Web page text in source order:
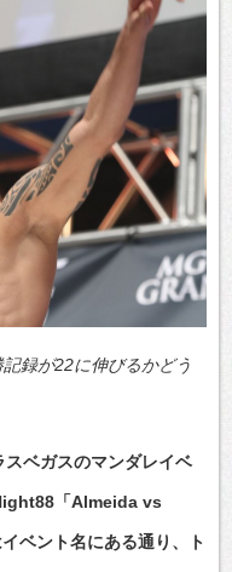
録が22に伸びるかどう
ベガスのマンダレイベ
「Almeida vs
ベント名にある通り、ト